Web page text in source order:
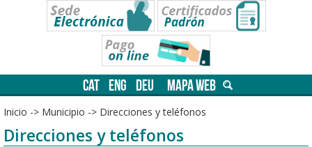
CAT ENG DEU MAPA WEB
Inicio -> Municipio -> Direcciones y teléfonos
Direcciones y teléfonos